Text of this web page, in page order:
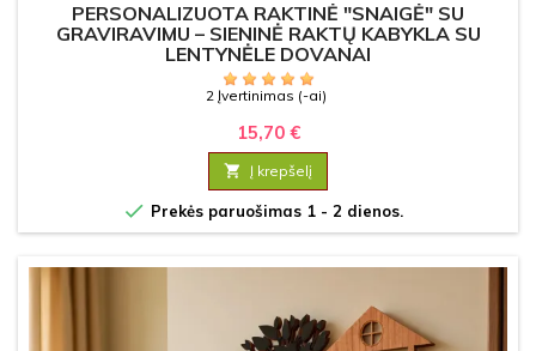
PERSONALIZUOTA RAKTINĖ "SNAIGĖ" SU
GRAVIRAVIMU – SIENINĖ RAKTŲ KABYKLA SU
LENTYNĖLE DOVANAI
2 Įvertinimas (-ai)
15,70 €
 Į krepšelį
 Prekės paruošimas 1 - 2 dienos.